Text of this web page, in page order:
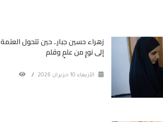
زهراء حسين جبار.. حين تتحول العتمة
إلى نورٍ من علمٍ وقلم
الأربعاء 10 حزيران 2026 /